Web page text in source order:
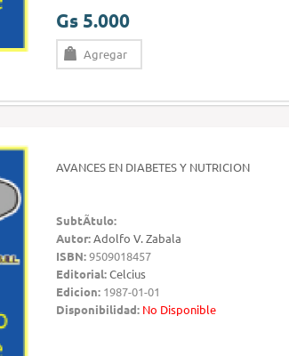
Gs 5.000
Agregar
AVANCES EN DIABETES Y NUTRICION
SubtÃ­tulo:
Autor:Adolfo V. Zabala
ISBN:9509018457
Editorial:Celcius
Edicion: 1987-01-01
Disponibilidad: No Disponible